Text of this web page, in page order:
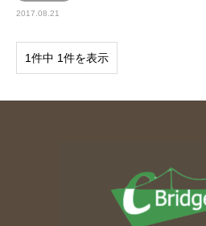
2017.08.21
1件中 1件を表示